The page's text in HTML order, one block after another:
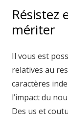
Résistez
mériter
Il vous est
relatives au
caractères
l’impact du
Des us et